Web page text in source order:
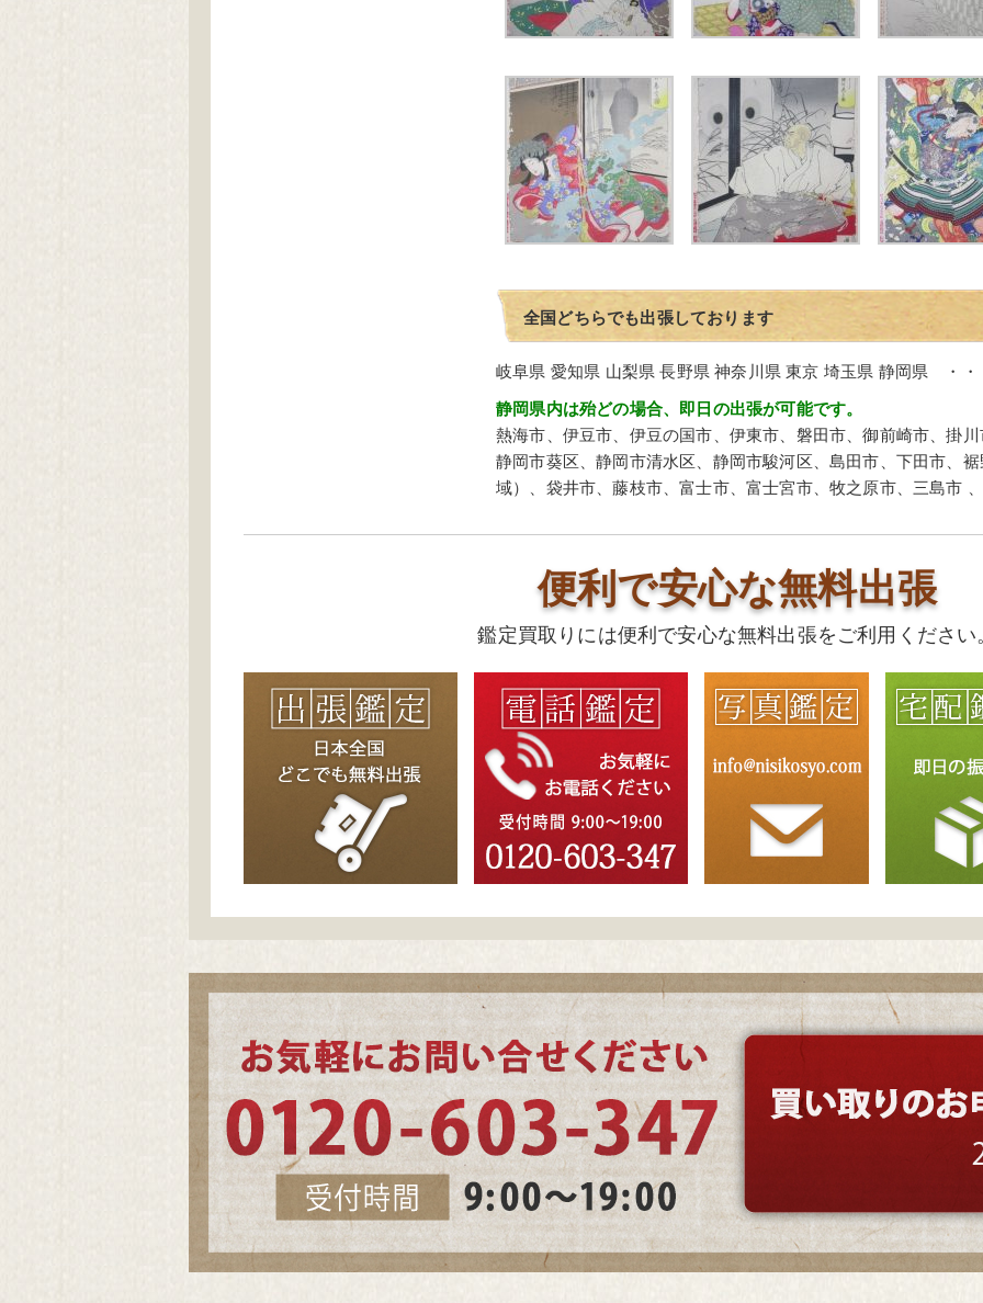
全国どちらでも出張しております
岐阜県 愛知県 山梨県 長野県 神奈川県 東京 埼玉県 静岡県 ・・
静岡県内は殆どの場合、即日の出張が可能です。
熱海市、伊豆市、伊豆の国市、伊東市、磐田市、御前崎市、掛
静岡市葵区、静岡市清水区、静岡市駿河区、島田市、下田市、
域）、袋井市、藤枝市、富士市、富士宮市、牧之原市、三島市
便利で安心な無料出張
鑑定買取りには便利で安心な無料出張をご利用ください